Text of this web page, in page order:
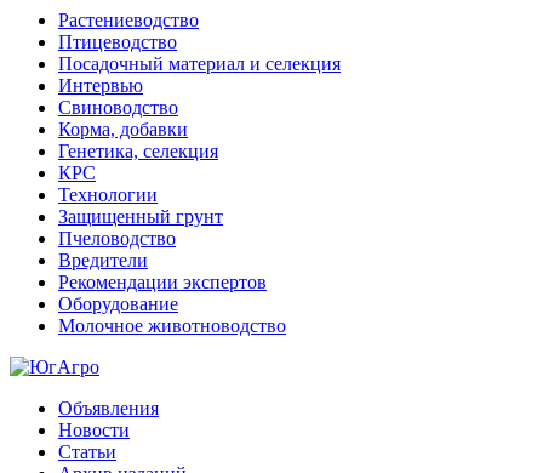
Растениеводство
Птицеводство
Посадочный материал и селекция
Интервью
Свиноводство
Корма, добавки
Генетика, селекция
КРС
Технологии
Защищенный грунт
Пчеловодство
Вредители
Рекомендации экспертов
Оборудование
Молочное животноводство
Объявления
Новости
Статьи